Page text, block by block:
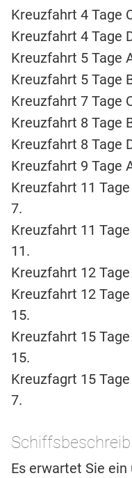
Kreuzfahrt 4 Tage
Kreuzfahrt 4 Tage
Kreuzfahrt 5 Tage
Kreuzfahrt 5 Tage
Kreuzfahrt 7 Tage
Kreuzfahrt 8 Tage
Kreuzfahrt 8 Tage
Kreuzfahrt 9 Tage
Kreuzfahrt 11
7.
Kreuzfahrt 11
11.
Kreuzfahrt 12
Kreuzfahrt 12
15.
Kreuzfahrt 15
15.
Kreuzfagrt 15
7.
Es erwartet Sie